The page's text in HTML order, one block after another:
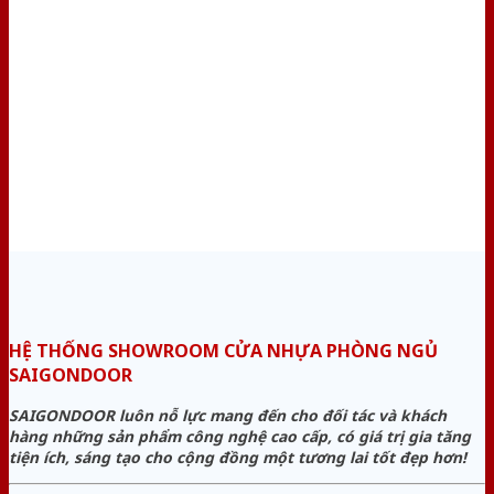
HỆ THỐNG SHOWROOM CỬA NHỰA PHÒNG NGỦ
SAIGONDOOR
SAIGONDOOR luôn nỗ lực mang đến cho đối tác và khách
hàng những sản phẩm công nghệ cao cấp, có giá trị gia tăng
tiện ích, sáng tạo cho cộng đồng một tương lai tốt đẹp hơn!